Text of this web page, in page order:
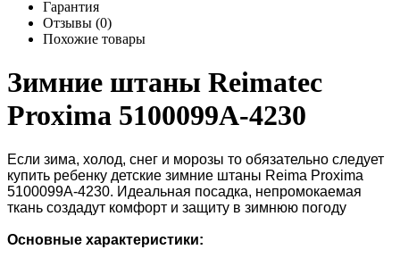
Гарантия
Отзывы (0)
Похожие товары
Зимние штаны Reimatec
Proxima 5100099A-4230
Если зима, холод, снег и морозы то обязательно следует
купить ребенку детские зимние штаны Reima Proxima
5100099A-4230. Идеальная посадка, непромокаемая
ткань создадут комфорт и защиту в зимнюю погоду
Основные характеристики: